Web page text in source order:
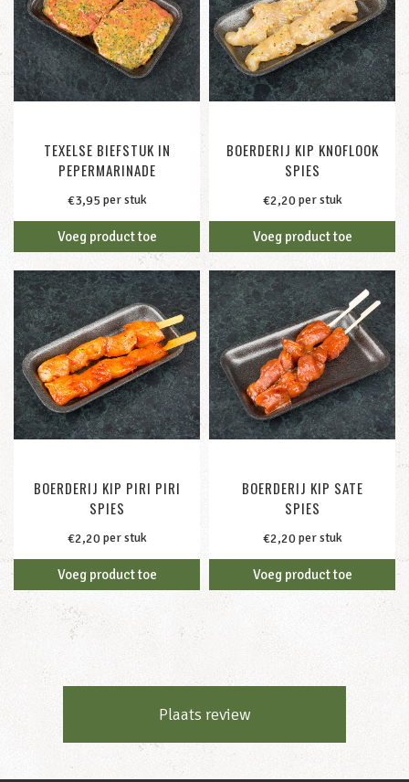
TEXELSE BIEFSTUK IN
PEPERMARINADE
€3,95 per stuk
Voeg product toe
BOERDERIJ KIP KNOFLOOK
SPIES
€2,20per stuk
Voeg product toe
BOERDERIJ KIP PIRI PIRI
SPIES
€2,20per stuk
Voeg product toe
BOERDERIJ KIP SATE
SPIES
€2,20per stuk
Voeg product toe
Plaats review